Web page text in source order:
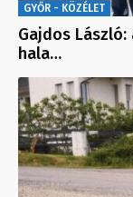
GYŐR - KÖZÉLET
Gajdos
hala…